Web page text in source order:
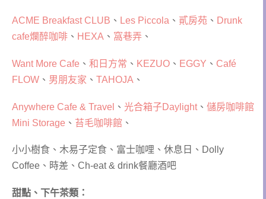
ACME Breakfast CLUB 、 Les Piccola 、 貳房苑 、 Drunk
cafe爛醉咖啡 、 HEXA 、 窩巷弄 、
Want More Cafe 、 和日方常 、 KEZUO 、 EGGY 、 Café
FLOW 、 男朋友家 、 TAHOJA 、
Anywhere Cafe & Travel 、 光合箱子Daylight、 儲房咖啡館
Mini Storage 、 苔毛咖啡館 、
小小樹食、木易子定食、富士咖哩、休息日、Dolly
Coffee、時差、Ch-eat & drink餐廳酒吧
甜點、下午茶類：